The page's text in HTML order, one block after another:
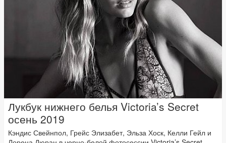
Лукбук нижнего белья Victoria’s Secret
осень 2019
Кэндис Свейнпол, Грейс Элизабет, Эльза Хоск, Келли Гейл и